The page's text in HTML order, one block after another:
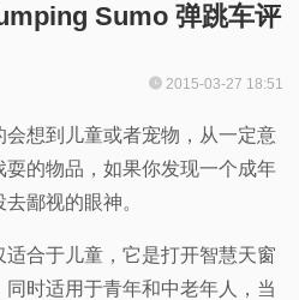
Sumo 弹跳车评
2015-03-27 18:51
想到儿童或者宠物，从一定意
耍的物品，如果你发现一个成年
鄙视的眼神。
合于儿童，它是打开智慧天窗
时适用于青年和中老年人，当